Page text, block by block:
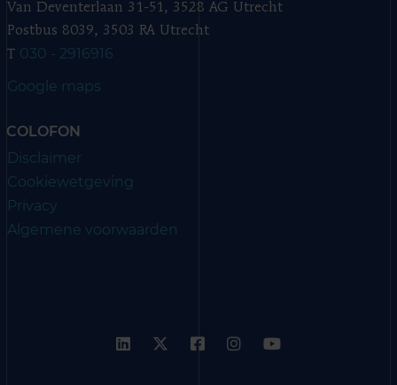
Van Deventerlaan 31-51, 3528 AG Utrecht
Postbus 8039, 3503 RA Utrecht
T 030 - 2916916
Google maps
COLOFON
Disclaimer
Cookiewetgeving
Privacy
Algemene voorwaarden